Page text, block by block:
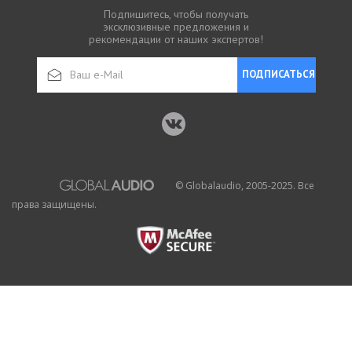
Подпишитесь, чтобы получать
эксклюзивные предложения и
рекомендации от наших экспертов!
ПОДПИСАТЬСЯ
© Globalaudio, 2005-2025. Все
права защищены.